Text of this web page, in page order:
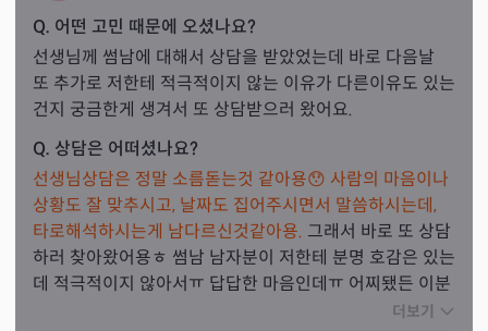
Q. 어떤 고민 때문에 오셨나요?
선생님께 썸남에 대해서 상담을 받았었는데 바로 다음날
또 추가로 저한테 적극적이지 않는 이유가 다른이유도 있는
건지 궁금한게 생겨서 또 상담받으러 왔어요.
Q. 상담은 어떠셨나요?
선생님상담은 정말 소름돋는것 같아용😯 사람의 마음이나
상황도 잘 맞추시고, 날짜도 집어주시면서 말씀하시는데,
타로해석하시는게 남다르신것같아용. 그래서 바로 또 상담
하러 찾아왔어용ㅎ 썸남 남자분이 저한테 분명 호감은 있는
데 적극적이지 않아서ㅠ 답답한 마음인데ㅠ 어찌됐든 이분
은 지금 돈과 일에 집중하고 있고ㅠ 11월 말쯤에는 오히려
더보기